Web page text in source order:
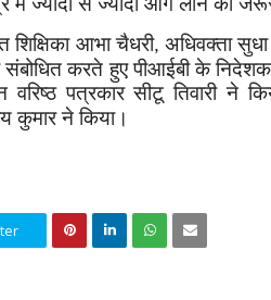
शिक्षिका आभा चैधरी, अधिवक्ता
संबोधित करते हुए पीआईबी के
वरिष्ठ पत्रकार सीटू तिवारी ने
कुमार ने किया।